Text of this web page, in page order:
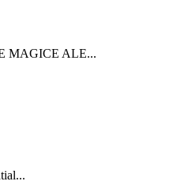
MAGICE ALE...